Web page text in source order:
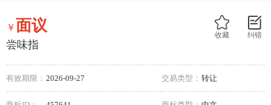
纠错
收藏
￥面议
尝味指
有效期限： 2026-09-27 交易类型： 转让